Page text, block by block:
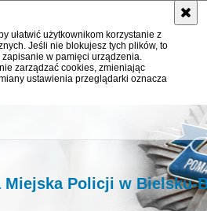
ułatwić użytkownikom korzystanie z
Jeśli nie blokujesz tych plików, to
w pamięci urządzenia.
zarządzać cookies, zmieniając
ustawienia przeglądarki oznacza
Miejska Policji w Bielsku-